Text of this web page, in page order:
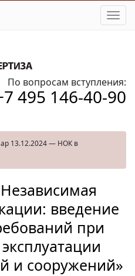
По вопросам вступления:
495 146-40-90
13.12.2024 — НОК в
введение
при
и сооружений»